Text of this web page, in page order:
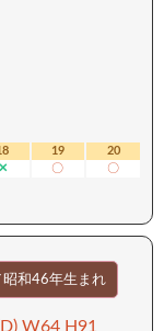
とつを丁寧
るのかを、
です。 彼
を深く刺激
っともたら
たとは…」
かもしれま
✕
19
〇
20
〇
和46年生まれ
W64 H91